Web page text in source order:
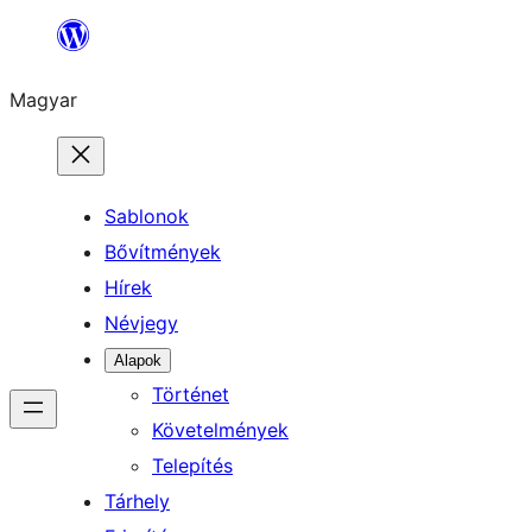
Ugrás
tartalomhoz
Magyar
Sablonok
Bővítmények
Hírek
Névjegy
Alapok
Történet
Követelmények
Telepítés
Tárhely